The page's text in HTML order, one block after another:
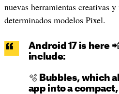
nuevas herramientas creativas
determinados modelos Pixel.
Android 17 is here
include:
🫧 Bubbles, which
app into a